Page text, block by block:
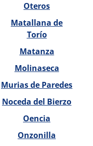
Oteros
Matallana de
Torío
Matanza
Molinaseca
Murias de Paredes
Noceda del Bierzo
Oencia
Onzonilla